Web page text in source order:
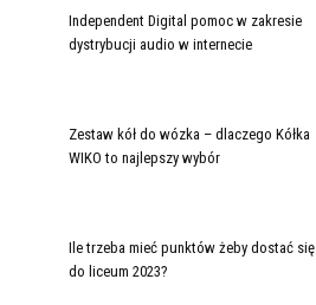
Independent Digital pomoc w zakresie
dystrybucji audio w internecie
Zestaw kół do wózka – dlaczego Kółka
WIKO to najlepszy wybór
Ile trzeba mieć punktów żeby dostać się
do liceum 2023?